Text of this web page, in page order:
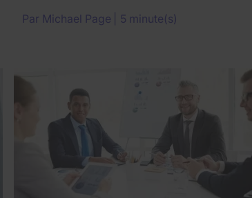
Par Michael Page 5 minute(s)